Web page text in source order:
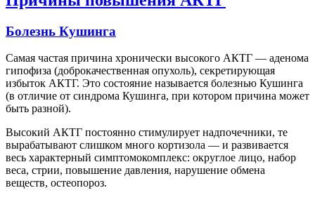
Болезнь Кушинга
Самая частая причина хронически высокого АКТГ — аденома
гипофиза (доброкачественная опухоль), секретирующая
избыток АКТГ. Это состояние называется болезнью Кушинга
(в отличие от синдрома Кушинга, при котором причина может
быть разной).
Высокий АКТГ постоянно стимулирует надпочечники, те
вырабатывают слишком много кортизола — и развивается
весь характерный симптомокомплекс: округлое лицо, набор
веса, стрии, повышение давления, нарушение обмена
веществ, остеопороз.